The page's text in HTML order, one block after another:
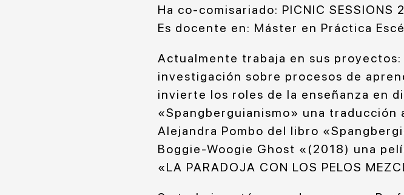
Ha co-comisariado: PICNIC SESSIONS
Es docente en: Máster en Práctica
Actualmente trabaja en sus
investigación sobre procesos de
invierte los roles de la enseñanza en
«Spangberguianismo» una
Alejandra Pombo del libro
Boggie-Woogie Ghost «(2018) una
«LA PARADOJA CON LOS PELOS